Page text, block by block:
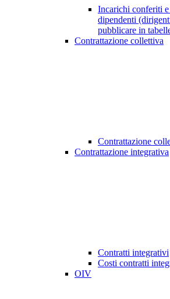
Incarichi conferiti
dipendenti
pubblicare in
Contrattazione collettiva
Contrattazione
Contrattazione integrativa
Contratti integrativi
Costi contratti
OIV